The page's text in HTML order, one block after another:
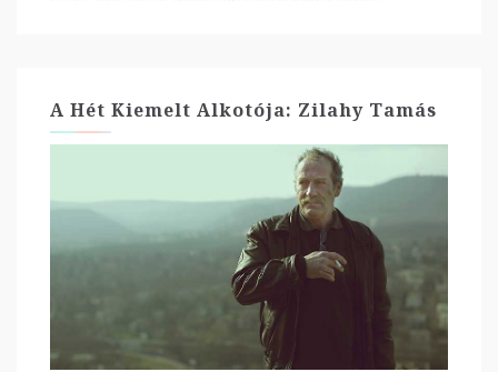
A Hét Kiemelt Alkotója: Zilahy Tamás